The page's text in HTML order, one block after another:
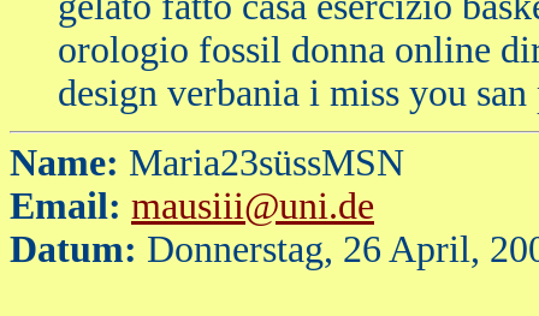
orologio fossil donna online
design verbania i miss you
Name: Maria23süssMSN
Email: mausiii@uni.de
Datum: Donnerstag, 26 April,